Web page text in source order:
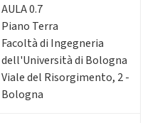
AULA 0.7
Piano Terra
Facoltà di Ingegneria
dell'Università di Bologna
Viale del Risorgimento, 2 -
Bologna